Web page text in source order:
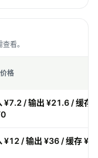
看。
格
¥7.2 / 输出 ¥21.6 / 缓存
¥12 / 输出 ¥36 / 缓存